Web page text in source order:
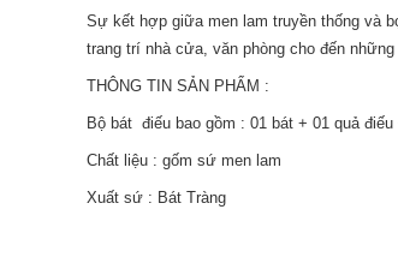
Sự kết hợp giữa men lam truyền thống và
trang trí nhà cửa, văn phòng cho đến
THÔNG TIN SẢN PHẨM :
Bộ bát điếu bao gồm : 01 bát + 01 quả
Chất liệu : gốm sứ men lam
Xuất sứ : Bát Tràng